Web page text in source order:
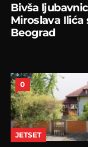
Bivša
Miroslava Ilića
Beograd
0
JETSET